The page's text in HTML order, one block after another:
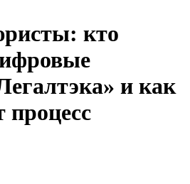
кто
и как
процесс